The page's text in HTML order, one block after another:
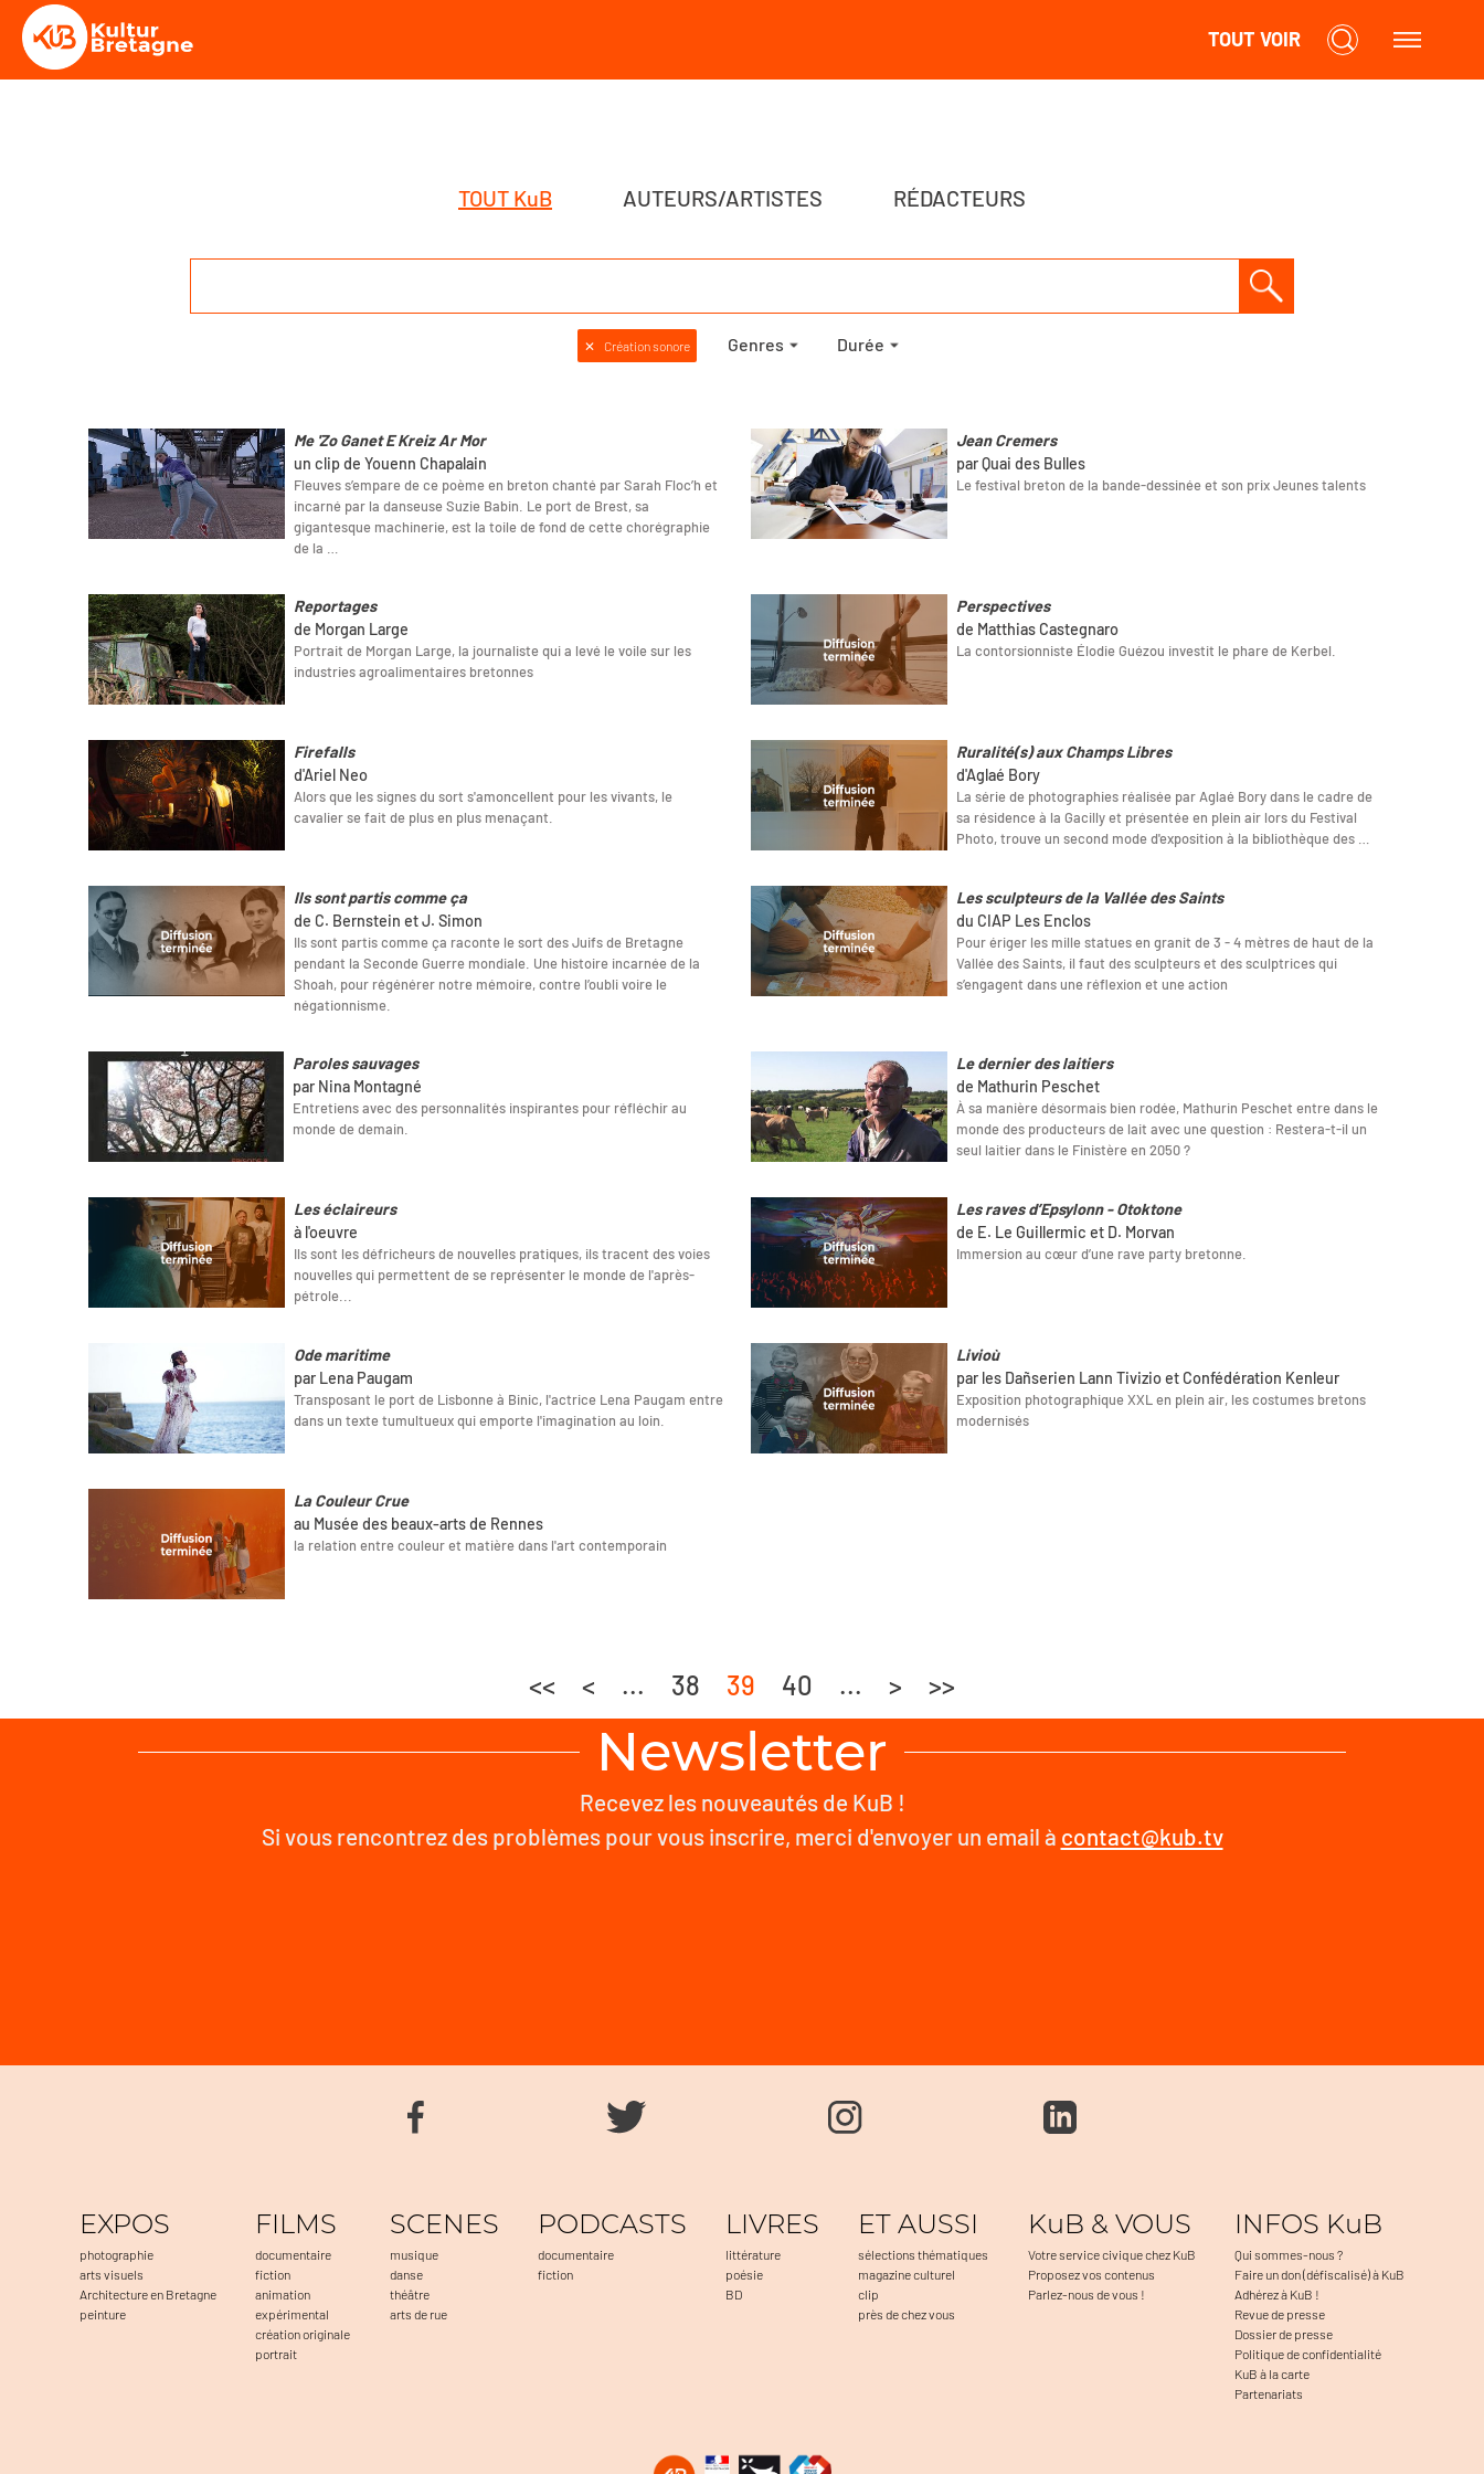
TOUT VOIR
TOUT KuB AUTEURS/ARTISTES RÉDACTEURS
✕ Création sonore Genres Durée
Me 'Zo Ganet E Kreiz Ar Mor
un clip de Youenn Chapalain
Fleuves s’empare de ce poème en breton chanté par Sarah Floc’h et
incarné par la danseuse Suzie Babin. Le port de Brest, sa
gigantesque machinerie, est la toile de fond de cette chorégraphie
de la …
Jean Cremers
par Quai des Bulles
Le festival breton de la bande-dessinée et son prix Jeunes talents
Reportages
de Morgan Large
Portrait de Morgan Large, la journaliste qui a levé le voile sur les
industries agroalimentaires bretonnes
Perspectives
de Matthias Castegnaro
La contorsionniste Élodie Guézou investit le phare de Kerbel.
Firefalls
d'Ariel Neo
Alors que les signes du sort s'amoncellent pour les vivants, le
cavalier se fait de plus en plus menaçant.
Ruralité(s) aux Champs Libres
d'Aglaé Bory
La série de photographies réalisée par Aglaé Bory dans le cadre de
sa résidence à la Gacilly et présentée en plein air lors du Festival
Photo, trouve un second mode d'exposition à la bibliothèque des …
Ils sont partis comme ça
de C. Bernstein et J. Simon
Ils sont partis comme ça raconte le sort des Juifs de Bretagne
pendant la Seconde Guerre mondiale. Une histoire incarnée de la
Shoah, pour régénérer notre mémoire, contre l’oubli voire le
négationnisme.
Les sculpteurs de la Vallée des Saints
du CIAP Les Enclos
Pour ériger les mille statues en granit de 3 - 4 mètres de haut de la
Vallée des Saints, il faut des sculpteurs et des sculptrices qui
s’engagent dans une réflexion et une action
Paroles sauvages
par Nina Montagné
Entretiens avec des personnalités inspirantes pour réfléchir au
monde de demain.
Le dernier des laitiers
de Mathurin Peschet
À sa manière désormais bien rodée, Mathurin Peschet entre dans le
monde des producteurs de lait avec une question : Restera-t-il un
seul laitier dans le Finistère en 2050 ?
Les éclaireurs
à l'oeuvre
Ils sont les défricheurs de nouvelles pratiques, ils tracent des voies
nouvelles qui permettent de se représenter le monde de l'après-
pétrole...
Les raves d’Epsylonn - Otoktone
de E. Le Guillermic et D. Morvan
Immersion au cœur d’une rave party bretonne.
Ode maritime
par Lena Paugam
Transposant le port de Lisbonne à Binic, l'actrice Lena Paugam entre
dans un texte tumultueux qui emporte l'imagination au loin.
Livioù
par les Dañserien Lann Tivizio et Confédération Kenleur
Exposition photographique XXL en plein air, les costumes bretons
modernisés
La Couleur Crue
au Musée des beaux-arts de Rennes
la relation entre couleur et matière dans l'art contemporain
<< < ... 38 39 40 ... > >>
Newsletter
Recevez les nouveautés de KuB !
Si vous rencontrez des problèmes pour vous inscrire, merci d'envoyer un email à contact@kub.tv
EXPOS
photographie
arts visuels
Architecture en Bretagne
peinture
FILMS
documentaire
fiction
animation
expérimental
création originale
portrait
SCENES
musique
danse
théâtre
arts de rue
PODCASTS
documentaire
fiction
LIVRES
littérature
poésie
BD
ET AUSSI
sélections thématiques
magazine culturel
clip
près de chez vous
KuB & VOUS
Votre service civique chez KuB
Proposez vos contenus
Parlez-nous de vous !
INFOS KuB
Qui sommes-nous ?
Faire un don (défiscalisé) à KuB
Adhérez à KuB !
Revue de presse
Dossier de presse
Politique de confidentialité
KuB à la carte
Partenariats